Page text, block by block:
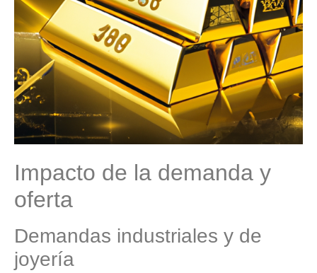
Impacto de la demanda y
oferta
Demandas industriales y de
joyería